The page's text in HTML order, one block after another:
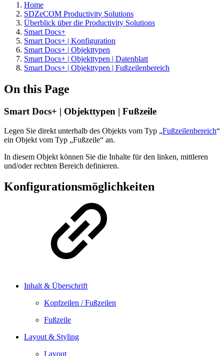
Home
SDZeCOM Productivity Solutions
Überblick über die Productivity Solutions
Smart Docs+
Smart Docs+ | Konfiguration
Smart Docs+ | Objekttypen
Smart Docs+ | Objekttypen | Datenblatt
Smart Docs+ | Objekttypen | Fußzeilenbereich
On this Page
Smart Docs+ | Objekttypen | Fußzeile
Legen Sie direkt unterhalb des Objekts vom Typ „Fußzeilenbereich“
ein Objekt vom Typ „Fußzeile“ an.
In diesem Objekt können Sie die Inhalte für den linken, mittleren
und/oder rechten Bereich definieren.
Konfigurationsmöglichkeiten
Inhalt & Überschrift
Kopfzeilen / Fußzeilen
Fußzeile
Layout & Styling
Layout